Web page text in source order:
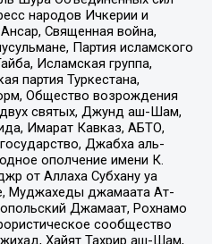
народов Ичкерии и
Священная война,
Партия исламского
Исламская группа,
партия Туркестана,
Общество возрождения
святых, Джунд аш-Шам,
Имарат Кавказ, АБТО,
Джабха аль-
ополчение имени К.
от Аллаха Субхану уа
Муджахеды джамаата Ат-
Джамаат, Рохнамо
сообщество
Хайят Тахрир аш-Шам,